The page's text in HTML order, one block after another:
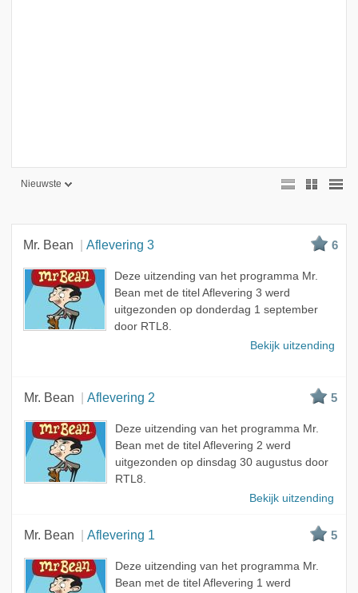
Nieuwste
A - Z
Mr. Bean Aflevering 3 6
Deze uitzending van het programma Mr.
Bean met de titel Aflevering 3 werd
uitgezonden op donderdag 1 september
door RTL8.
Bekijk uitzending
Mr. Bean Aflevering 2 5
Deze uitzending van het programma Mr.
Bean met de titel Aflevering 2 werd
uitgezonden op dinsdag 30 augustus door
RTL8.
Bekijk uitzending
Mr. Bean Aflevering 1 5
Deze uitzending van het programma Mr.
Bean met de titel Aflevering 1 werd